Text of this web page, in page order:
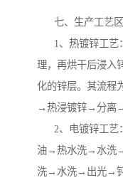
七、生产工艺区
1、热镀锌工艺
理，再烘干后浸入
化的锌层。其流
→热浸镀锌→分离→
2、电镀锌工艺
油→热水洗→水洗
洗→水洗→出光→